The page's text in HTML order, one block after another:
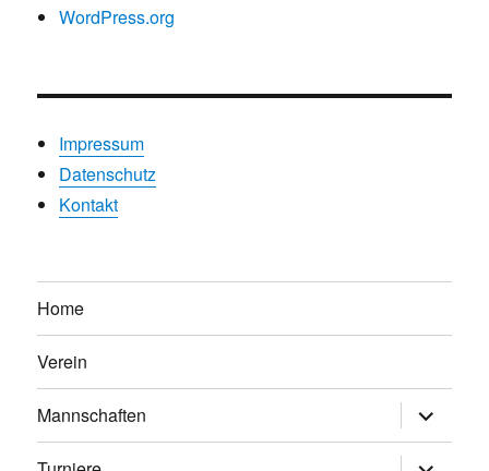
WordPress.org
Impressum
Datenschutz
Kontakt
Home
Verein
Mannschaften
anzeigen